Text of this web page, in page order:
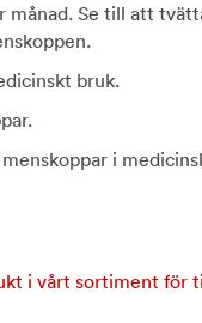
månad. Se till att
bruk.
i
i vårt sortiment för